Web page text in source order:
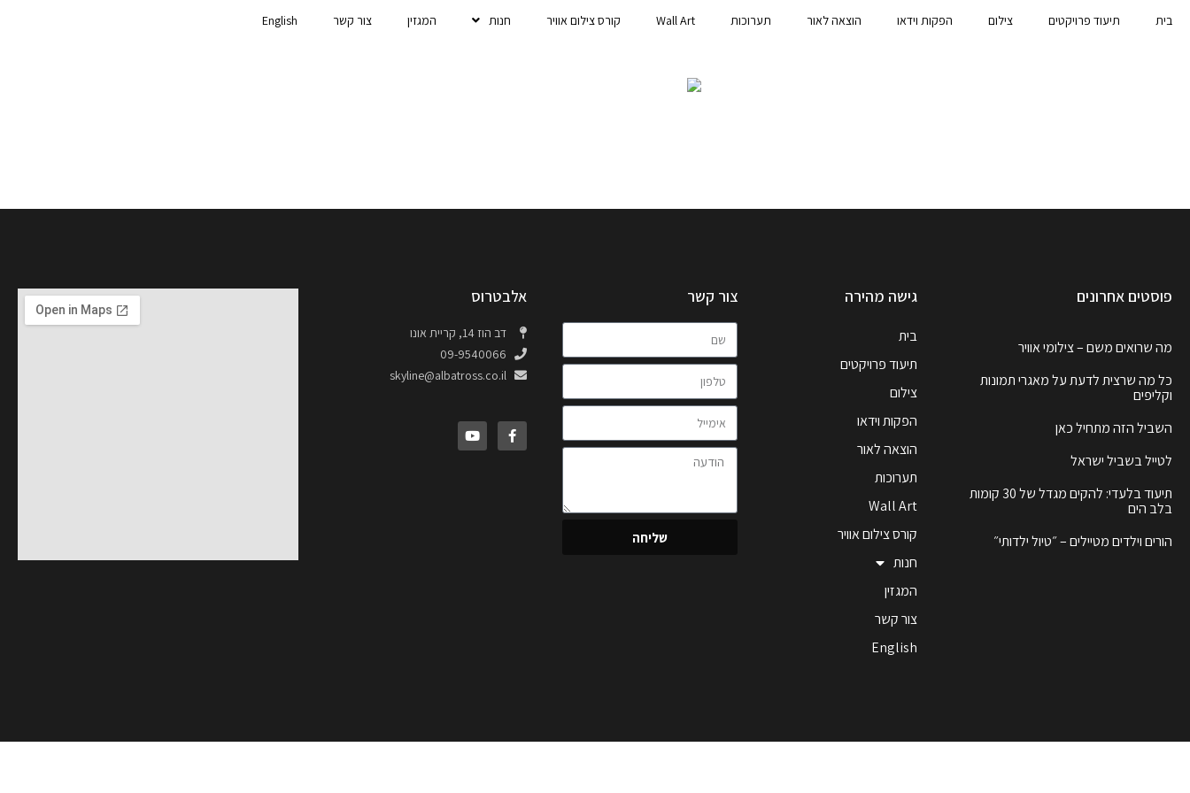
בית תיעוד פרויקטים צילום הפקות וידאו הוצאה לאור תערוכות Wall Art קורס צילום אוויר חנות המגזין צור קשר English
פוסטים אחרונים
מה שרואים משם – צילומי אוויר
כל מה שרצית לדעת על מאגרי תמונות
וקליפים
השביל הזה מתחיל כאן
לטייל בשביל ישראל
תיעוד בלעדי: להקים מגדל של 30 קומות
בלב הים
הורים וילדים מטיילים – ״טיול ילדותי״
גישה מהירה
בית
תיעוד פרויקטים
צילום
הפקות וידאו
הוצאה לאור
תערוכות
Wall Art
קורס צילום אוויר
חנות
המגזין
צור קשר
English
צור קשר
שליחה
אלבטרוס
דב הוז 14, קריית אונו
09-9540066
skyline@albatross.co.il